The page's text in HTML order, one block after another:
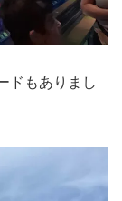
ドもありまし